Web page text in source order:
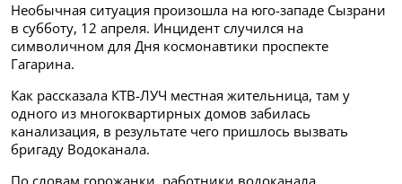
Необычная ситуация произошла на юго-западе Сызрани
в субботу, 12 апреля. Инцидент случился на
символичном для Дня космонавтики проспекте
Гагарина.
Как рассказала КТВ-ЛУЧ местная жительница, там у
одного из многоквартирных домов забилась
канализация, в результате чего пришлось вызвать
бригаду Водоканала.